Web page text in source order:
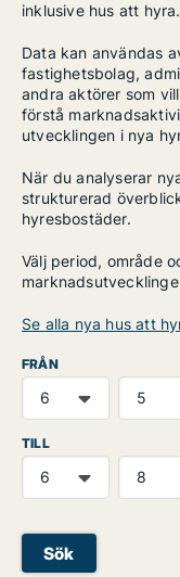
inklusive hus att hyra.
Data kan användas
fastighetsbolag,
andra aktörer som
förstå
utvecklingen i nya
När du analyserar
strukturerad
hyresbostäder.
Välj period, område
Se alla nya hus att
FRÅN
TILL
Sök